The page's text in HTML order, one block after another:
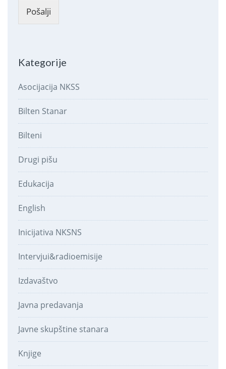
Pošalji
Kategorije
Asocijacija NKSS
Bilten Stanar
Bilteni
Drugi pišu
Edukacija
English
Inicijativa NKSNS
Intervjui&radioemisije
Izdavaštvo
Javna predavanja
Javne skupštine stanara
Knjige